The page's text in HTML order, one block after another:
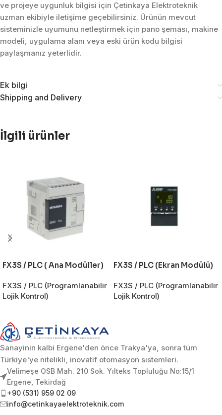
ve projeye uygunluk bilgisi için Çetinkaya Elektroteknik
uzman ekibiyle iletişime geçebilirsiniz. Ürünün mevcut
sisteminizle uyumunu netleştirmek için pano şeması, makine
modeli, uygulama alanı veya eski ürün kodu bilgisi
paylaşmanız yeterlidir.
Ek bilgi
Shipping and Delivery
İlgili ürünler
FX3S / PLC ( Ana Modüller)
FX3S / PLC (Programlanabilir
Lojik Kontrol)
FX3S / PLC (Ekran Modülü)
FX3S / PLC (Programlanabilir
Lojik Kontrol)
Sanayinin kalbi Ergene'den önce Trakya'ya, sonra tüm
Türkiye'ye nitelikli, inovatif otomasyon sistemleri.
Velimeşe OSB Mah. 210 Sok. Yılteks Topluluğu No:15/1
Ergene, Tekirdağ
+90 (531) 959 02 09
info@cetinkayaelektroteknik.com